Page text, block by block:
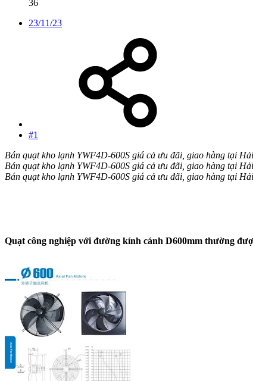
36
23/11/23
#1
Bán quạt kho lạnh YWF4D-600S giá cả ưu đãi, giao hàng tại
Bán quạt kho lạnh YWF4D-600S giá cả ưu đãi, giao hàng tại
Bán quạt kho lạnh YWF4D-600S giá cả ưu đãi, giao hàng tại
Quạt công nghiệp với đường kính cánh D600mm thường